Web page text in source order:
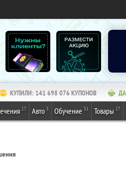
КУПИЛИ: 141 698 076 КУПОНОВ
27 Авто 3 Обучение 31 Товары 27